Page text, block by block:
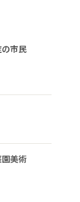
市民
美術